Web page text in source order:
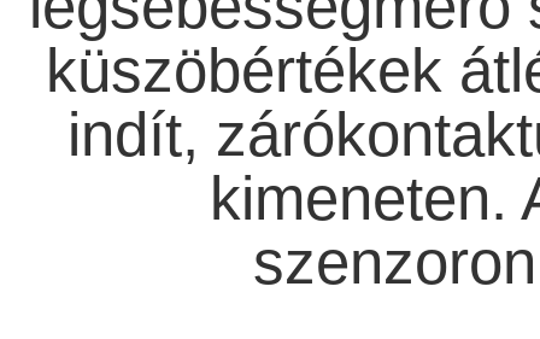
küszöbértékek
indít,
kimeneten.